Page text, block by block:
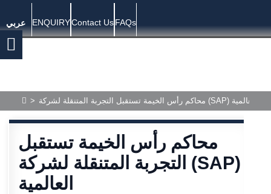
عربي ENQUIRYContact UsFAQs
> محاكم رأس الخيمة تستقبل التجربة المتنقلة لشركة (SAP) العالمية
محاكم رأس الخيمة تستقبل
التجربة المتنقلة لشركة (SAP)
العالمية